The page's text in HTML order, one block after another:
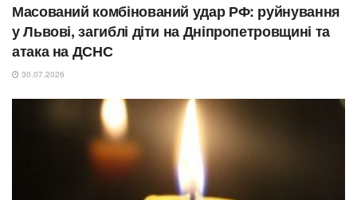
Масований комбінований удар РФ: руйнування
у Львові, загиблі діти на Дніпропетровщині та
атака на ДСНС
30.07.2026